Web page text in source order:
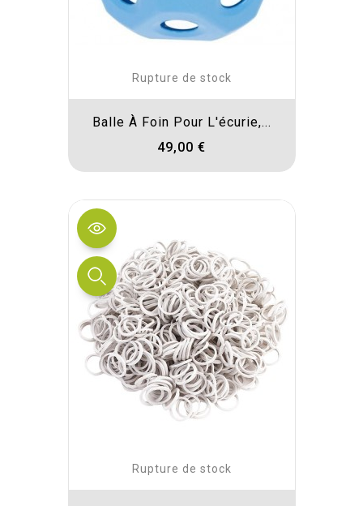
Rupture de stock
Balle À Foin Pour L'écurie,...
49,00 €
Rupture de stock